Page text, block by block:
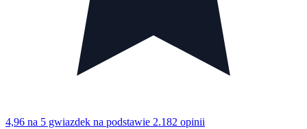
4,96 na 5 gwiazdek na podstawie 2.182 opinii